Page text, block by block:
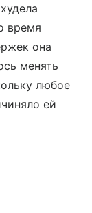
время
она
менять
любое
ей